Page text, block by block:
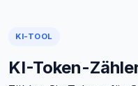
KI-TOOL
KI-Token-